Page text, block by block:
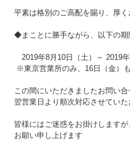
平素は格別のご高配を賜り、厚
◆まことに勝手ながら、以下の
2019年8月10日（土）～ 2019
※東京営業所のみ、16日（金）
この間にいただきましたお問い
翌営業日より順次対応させてい
皆様にはご迷惑をお掛けします
お願い申し上げます